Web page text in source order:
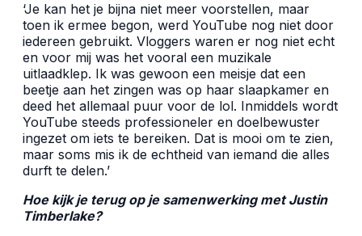
‘Je kan het je bijna niet meer voorstellen, maar
toen ik ermee begon, werd YouTube nog niet door
iedereen gebruikt. Vloggers waren er nog niet echt
en voor mij was het vooral een muzikale
uitlaadklep. Ik was gewoon een meisje dat een
beetje aan het zingen was op haar slaapkamer en
deed het allemaal puur voor de lol. Inmiddels wordt
YouTube steeds professioneler en doelbewuster
ingezet om iets te bereiken. Dat is mooi om te zien,
maar soms mis ik de echtheid van iemand die alles
durft te delen.’
Hoe kijk je terug op je samenwerking met Justin
Timberlake?